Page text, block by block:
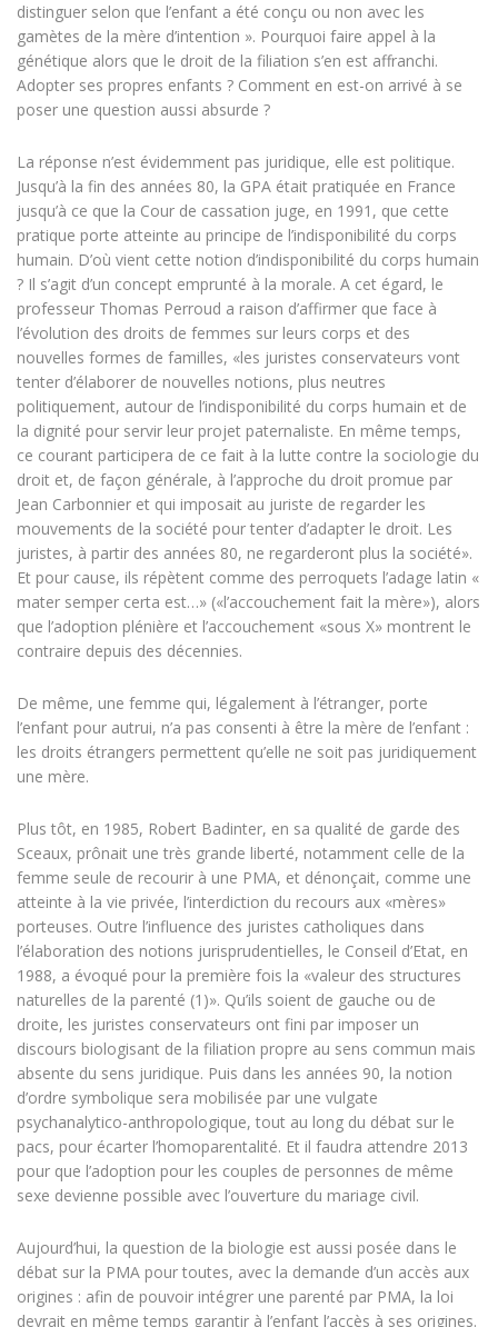
distinguer selon que l’enfant a été conçu ou non avec les
gamètes de la mère d’intention ». Pourquoi faire appel à la
génétique alors que le droit de la filiation s’en est affranchi.
Adopter ses propres enfants ? Comment en est-on arrivé à se
poser une question aussi absurde ?
La réponse n’est évidemment pas juridique, elle est politique.
Jusqu’à la fin des années 80, la GPA était pratiquée en France
jusqu’à ce que la Cour de cassation juge, en 1991, que cette
pratique porte atteinte au principe de l’indisponibilité du corps
humain. D’où vient cette notion d’indisponibilité du corps humain
? Il s’agit d’un concept emprunté à la morale. A cet égard, le
professeur Thomas Perroud a raison d’affirmer que face à
l’évolution des droits de femmes sur leurs corps et des
nouvelles formes de familles, «les juristes conservateurs vont
tenter d’élaborer de nouvelles notions, plus neutres
politiquement, autour de l’indisponibilité du corps humain et de
la dignité pour servir leur projet paternaliste. En même temps,
ce courant participera de ce fait à la lutte contre la sociologie du
droit et, de façon générale, à l’approche du droit promue par
Jean Carbonnier et qui imposait au juriste de regarder les
mouvements de la société pour tenter d’adapter le droit. Les
juristes, à partir des années 80, ne regarderont plus la société».
Et pour cause, ils répètent comme des perroquets l’adage latin «
mater semper certa est…» («l’accouchement fait la mère»), alors
que l’adoption plénière et l’accouchement «sous X» montrent le
contraire depuis des décennies.
De même, une femme qui, légalement à l’étranger, porte
l’enfant pour autrui, n’a pas consenti à être la mère de l’enfant :
les droits étrangers permettent qu’elle ne soit pas juridiquement
une mère.
Plus tôt, en 1985, Robert Badinter, en sa qualité de garde des
Sceaux, prônait une très grande liberté, notamment celle de la
femme seule de recourir à une PMA, et dénonçait, comme une
atteinte à la vie privée, l’interdiction du recours aux «mères»
porteuses. Outre l’influence des juristes catholiques dans
l’élaboration des notions jurisprudentielles, le Conseil d’Etat, en
1988, a évoqué pour la première fois la «valeur des structures
naturelles de la parenté (1)». Qu’ils soient de gauche ou de
droite, les juristes conservateurs ont fini par imposer un
discours biologisant de la filiation propre au sens commun mais
absente du sens juridique. Puis dans les années 90, la notion
d’ordre symbolique sera mobilisée par une vulgate
psychanalytico-anthropologique, tout au long du débat sur le
pacs, pour écarter l’homoparentalité. Et il faudra attendre 2013
pour que l’adoption pour les couples de personnes de même
sexe devienne possible avec l’ouverture du mariage civil.
Aujourd’hui, la question de la biologie est aussi posée dans le
débat sur la PMA pour toutes, avec la demande d’un accès aux
origines : afin de pouvoir intégrer une parenté par PMA, la loi
devrait en même temps garantir à l’enfant l’accès à ses origines.